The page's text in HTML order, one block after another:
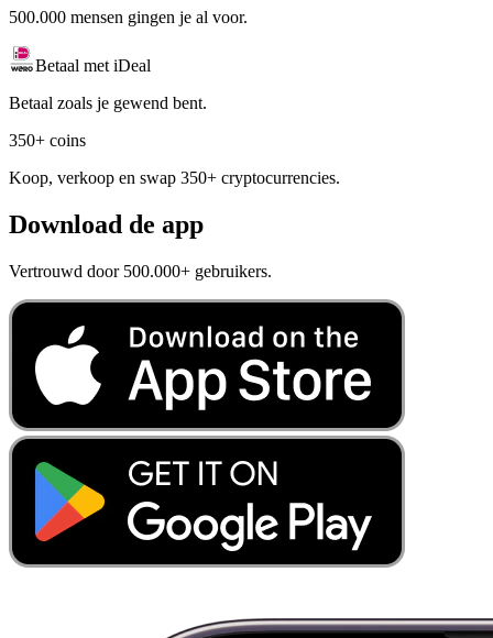
500.000 mensen gingen je al voor.
Betaal met iDeal
Betaal zoals je gewend bent.
350+ coins
Koop, verkoop en swap 350+ cryptocurrencies.
Download de app
Vertrouwd door 500.000+ gebruikers.